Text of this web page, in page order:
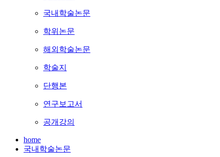
국내학술논문
학위논문
해외학술논문
학술지
단행본
연구보고서
공개강의
home
국내학술논문